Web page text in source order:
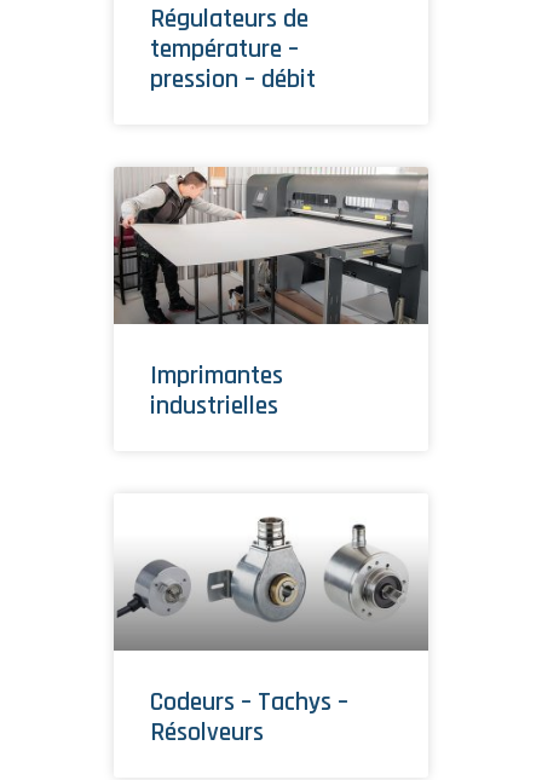
Régulateurs de
température –
pression – débit
Imprimantes
industrielles
Codeurs – Tachys –
Résolveurs